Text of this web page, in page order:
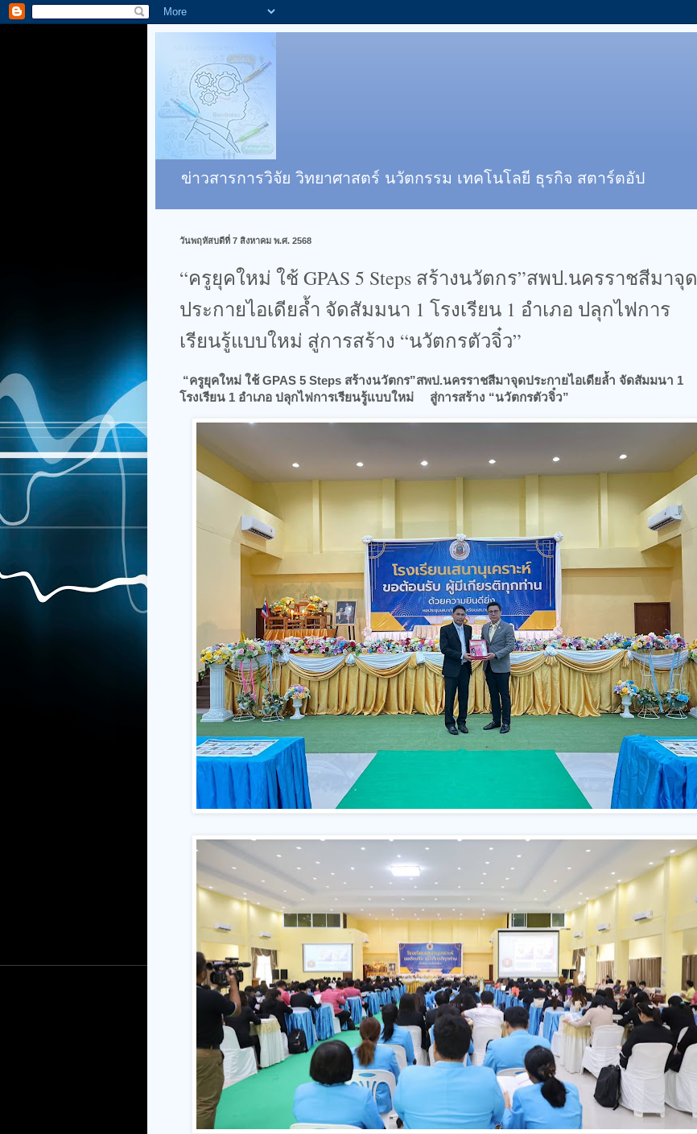
ข่าวสารการวิจัย วิทยาศาสตร์ นวัตกรรม เทคโนโลยี ธุรกิจ สตาร์ตอัป
วันพฤหัสบดีที่ 7 สิงหาคม พ.ศ. 2568
“ครูยุคใหม่ ใช้ GPAS 5 Steps สร้างนวัตกร”สพป.นครราชสีมาจุด
ประกายไอเดียล้ำ จัดสัมมนา 1 โรงเรียน 1 อำเภอ ปลุกไฟการ
เรียนรู้แบบใหม่ สู่การสร้าง “นวัตกรตัวจิ๋ว”
“ครูยุคใหม่ ใช้ GPAS 5 Steps สร้างนวัตกร”สพป.นครราชสีมาจุดประกายไอเดียล้ำ จัดสัมมนา 1
โรงเรียน 1 อำเภอ ปลุกไฟการเรียนรู้แบบใหม่ สู่การสร้าง “นวัตกรตัวจิ๋ว”